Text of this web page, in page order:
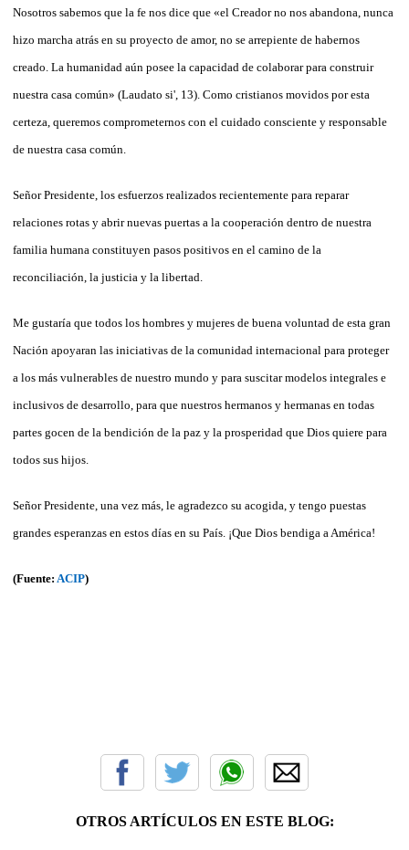
Nosotros sabemos que la fe nos dice que «el Creador no nos abandona, nunca
hizo marcha atrás en su proyecto de amor, no se arrepiente de habernos
creado. La humanidad aún posee la capacidad de colaborar para construir
nuestra casa común» (Laudato si', 13). Como cristianos movidos por esta
certeza, queremos comprometernos con el cuidado consciente y responsable
de nuestra casa común.
Señor Presidente, los esfuerzos realizados recientemente para reparar
relaciones rotas y abrir nuevas puertas a la cooperación dentro de nuestra
familia humana constituyen pasos positivos en el camino de la
reconciliación, la justicia y la libertad.
Me gustaría que todos los hombres y mujeres de buena voluntad de esta gran
Nación apoyaran las iniciativas de la comunidad internacional para proteger
a los más vulnerables de nuestro mundo y para suscitar modelos integrales e
inclusivos de desarrollo, para que nuestros hermanos y hermanas en todas
partes gocen de la bendición de la paz y la prosperidad que Dios quiere para
todos sus hijos.
Señor Presidente, una vez más, le agradezco su acogida, y tengo puestas
grandes esperanzas en estos días en su País. ¡Que Dios bendiga a América!
(Fuente: ACIP)
OTROS ARTÍCULOS EN ESTE BLOG: